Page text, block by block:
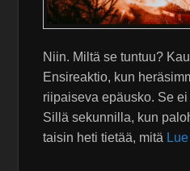
Niin. Miltä se tuntuu?
Ensireaktio, kun
riipaiseva epäusko. Se
Sillä sekunnilla, kun
taisin heti tietää, mitä